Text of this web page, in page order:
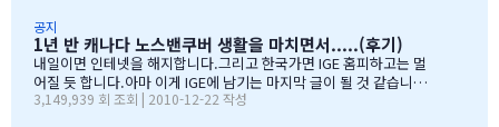
장님, 웨스트캐나다 보험 김정중부장님, 하나투어 지용구님, IGE S
CHOOL 부서에 김미정선생님, 박숙희 선생님 그리고 코퀴틀람 사
무실에 김의정팀장님, 김예경님 진심을 감사드립니다. 마지막으
로 요번 행사를 진행해주신 전준성 본부장님께 감사드리며, 이벤트
까지 준비해주신 본부장님 수고많으셨습니다. " 스키 이벤트" 꼭
공지
1년 반 캐나다 노스밴쿠버 생활을 마치면서.....(후기)
내일이면 인테넷을 해지합니다.그리고 한국가면 IGE 홈피하고는 멀
어질 듯 합니다.아마 이게 IGE에 남기는 마지막 글이 될 것 같습니다
1년 반동안의 시간...저희 아이들에게 너무 소중한 시간이였습니다.
3,149,939 회 조회 | 2010-12-22 작성